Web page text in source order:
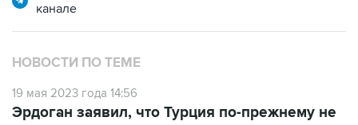
канале
НОВОСТИ ПО ТЕМЕ
19 мая 2023 года 14:56
Эрдоган заявил, что Турция по-прежнему не